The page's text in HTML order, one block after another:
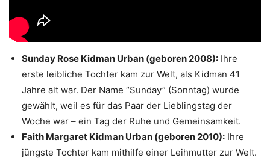
Sunday Rose Kidman Urban (geboren 2008): Ihre
erste leibliche Tochter kam zur Welt, als Kidman 41
Jahre alt war. Der Name “Sunday” (Sonntag) wurde
gewählt, weil es für das Paar der Lieblingstag der
Woche war – ein Tag der Ruhe und Gemeinsamkeit.
Faith Margaret Kidman Urban (geboren 2010): Ihre
jüngste Tochter kam mithilfe einer Leihmutter zur Welt.